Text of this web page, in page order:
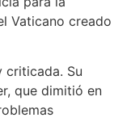
Vaticano creado
criticada. Su
que dimitió en